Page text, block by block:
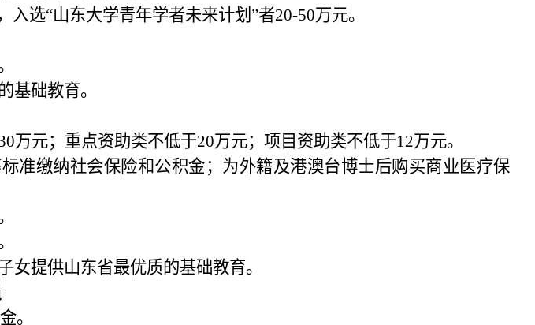
入选“山东大学青年学者未来计划”者20-50万元。
基础教育。
万元；重点资助类不低于20万元；项目资助类不低于12万元。
准缴纳社会保险和公积金；为外籍及港澳台博士后购买商业医疗保
女提供山东省最优质的基础教育。
。